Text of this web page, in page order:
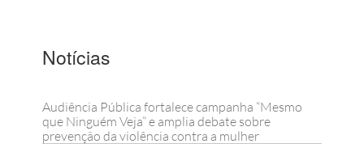
Notícias
Audiência Pública fortalece campanha “Mesmo
que Ninguém Veja” e amplia debate sobre
prevenção da violência contra a mulher